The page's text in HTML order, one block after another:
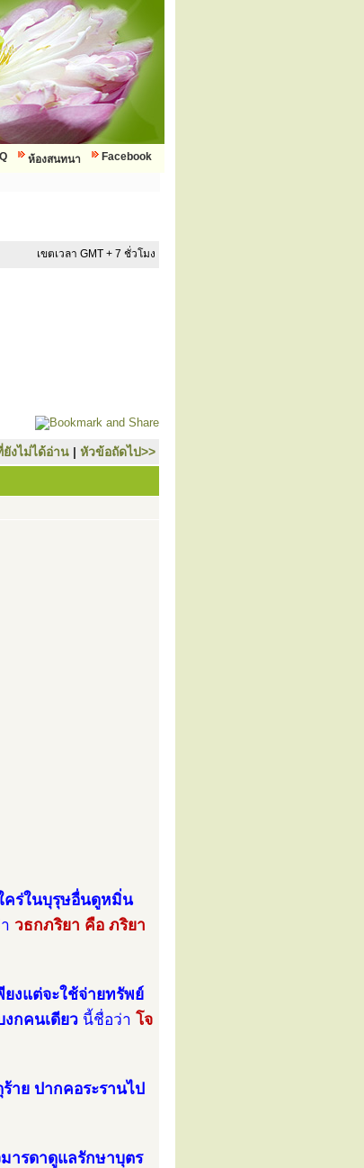
Facebook
ห้องสนทนา
เขตเวลา GMT + 7 ชั่วโมง
งไม่ได้อ่าน | หัวข้อถัดไป>>
คร่ในบุรุษอื่นดูหมิ่น
วธกภริยา คือ ภริยา
งแต่จะใช้จ่ายทรัพย์
งกคนเดียว นี้ชื่อว่า โจ
าย ปากคอระรานไป
ารดาดูแลรักษาบุตร